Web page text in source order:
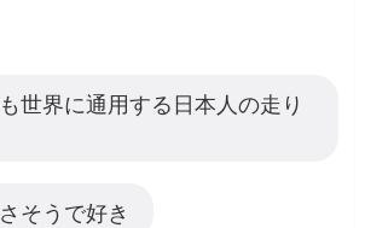
世界に通用する日本人の走り
そうで好き